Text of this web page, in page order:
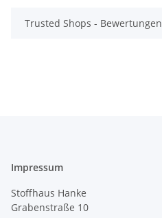
Trusted Shops - Bewertungen
Impressum
Stoffhaus Hanke
Grabenstraße 10